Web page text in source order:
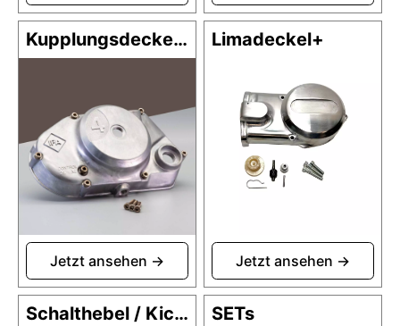
Kupplungsdeckel+ Limadeckel+
Schalthebel / Kickstarter SETs